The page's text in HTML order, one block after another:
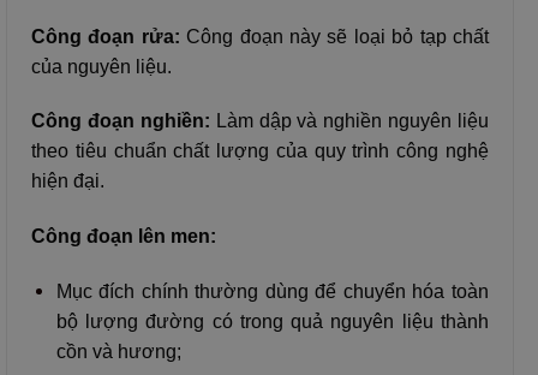
Công đoạn rửa: Công đoạn này sẽ loại bỏ tạp chất
của nguyên liệu.
Công đoạn nghiền: Làm dập và nghiền nguyên liệu
theo tiêu chuẩn chất lượng của quy trình công nghệ
hiện đại.
Công đoạn lên men:
Mục đích chính thường dùng để chuyển hóa toàn
bộ lượng đường có trong quả nguyên liệu thành
cồn và hương;